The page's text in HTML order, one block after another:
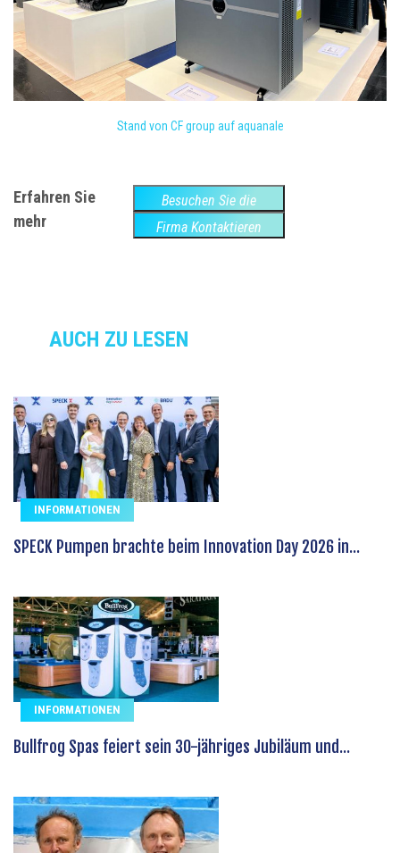
Stand von CF group auf aquanale
Erfahren Sie
mehr
Besuchen Sie die
Website
Firma Kontaktieren
AUCH ZU LESEN
INFORMATIONEN
SPECK Pumpen brachte beim Innovation Day 2026 in...
INFORMATIONEN
Bullfrog Spas feiert sein 30-jähriges Jubiläum und...